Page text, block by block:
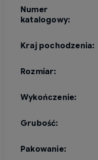
Numer
katalogowy:
Kraj pochodzenia:
Rozmiar:
Wykończenie:
Grubość:
Pakowanie: